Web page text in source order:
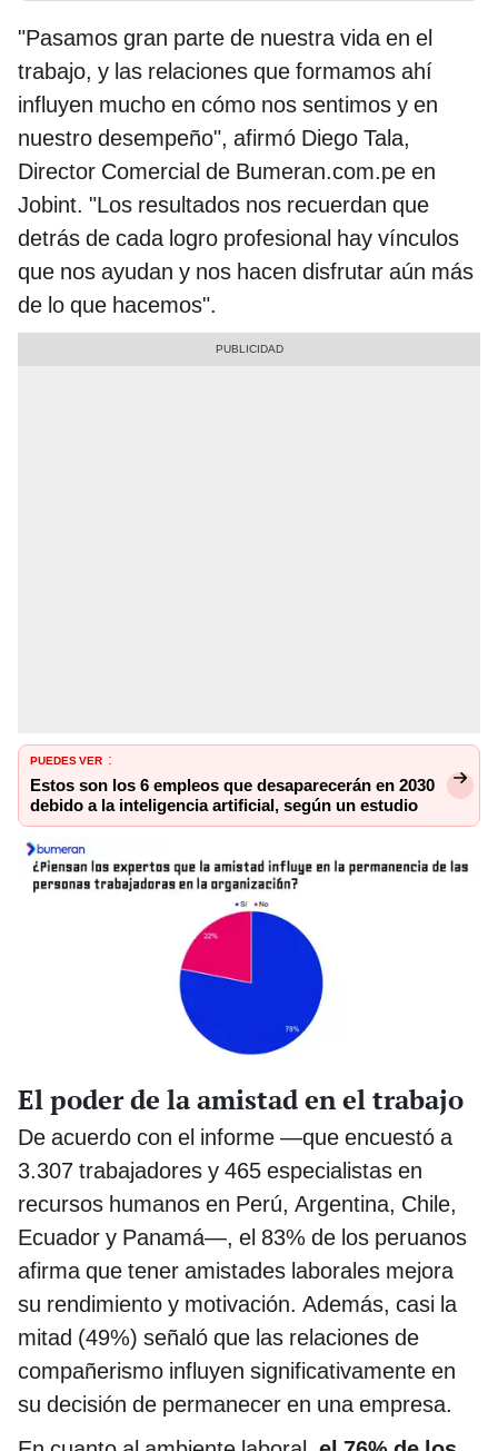
"Pasamos gran parte de nuestra vida en el
trabajo, y las relaciones que formamos ahí
influyen mucho en cómo nos sentimos y en
nuestro desempeño", afirmó Diego Tala,
Director Comercial de Bumeran.com.pe en
Jobint. "Los resultados nos recuerdan que
detrás de cada logro profesional hay vínculos
que nos ayudan y nos hacen disfrutar aún más
de lo que hacemos".
PUEDES VER :
Estos son los 6 empleos que desaparecerán en 2030
debido a la inteligencia artificial, según un estudio
El poder de la amistad en el trabajo
De acuerdo con el informe —que encuestó a
3.307 trabajadores y 465 especialistas en
recursos humanos en Perú, Argentina, Chile,
Ecuador y Panamá—, el 83% de los peruanos
afirma que tener amistades laborales mejora
su rendimiento y motivación. Además, casi la
mitad (49%) señaló que las relaciones de
compañerismo influyen significativamente en
su decisión de permanecer en una empresa.